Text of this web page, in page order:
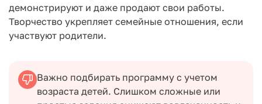
демонстрируют и даже продают свои работы.
Творчество укрепляет семейные отношения, если
участвуют родители.
Важно подбирать программу с учетом
возраста детей. Слишком сложные или